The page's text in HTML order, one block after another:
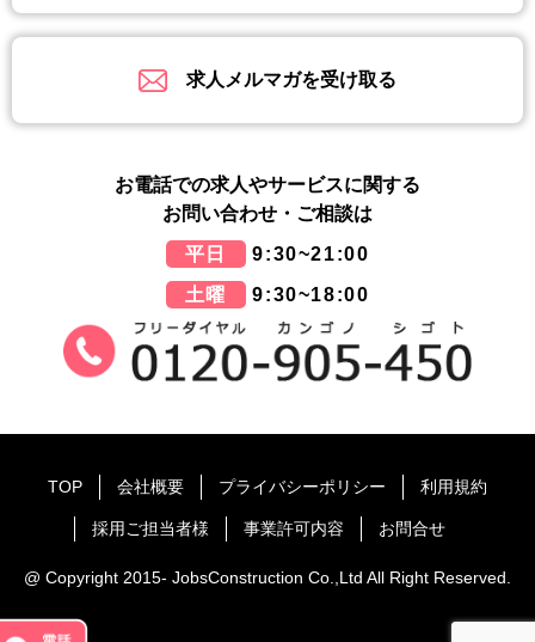
求人メルマガを受け取る
お電話での求人やサービスに関する
お問い合わせ・ご相談は
平日
9:30~21:00
土曜
9:30~18:00
TOP 会社概要 プライバシーポリシー 利用規約
採用ご担当者様 事業許可内容 お問合せ
@ Copyright 2015- JobsConstruction Co.,Ltd All Right Reserved.